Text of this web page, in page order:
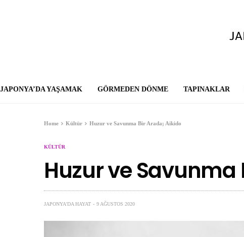
JAPONYA’DA YAŞAMAK GÖRMEDEN DÖNME TAPINAKLAR
Home Kültür Huzur ve Savunma Bir Arada; Aikido
KÜLTÜR
Huzur ve
JAPONYA'DA HAYAT 9 AĞUSTOS 2020